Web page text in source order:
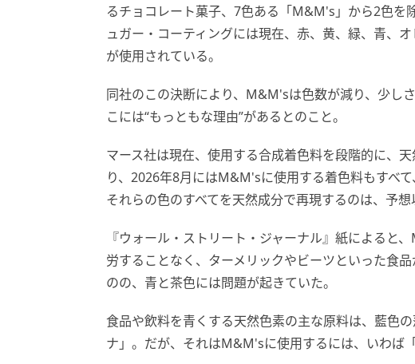
るチョコレート菓子、7色ある「M&M's」から2色
ュガー・コーティングには現在、赤、黄、緑、青、
が使用されている。
同社のこの決断により、M&M'sは色数が減り、少し
こには“もっともな理由”があるとのこと。
マース社は現在、使用する合成着色料を段階的に、
り、2026年8月にはM&M'sに使用する着色料もすべ
それらの色のすべてを天然成分で再現するのは、予想
『ウォール・ストリート・ジャーナル』紙によると
労することなく、ターメリックやビーツといった食
のの、青と茶色には問題が起きていた。
食品や飲料を青くする天然色素の主な原料は、藍色
ナ」。だが、それはM&M'sに使用するには、いわば